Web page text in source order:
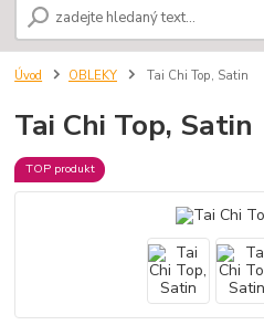
Úvod OBLEKY Tai Chi Top, Satin
Tai Chi Top, Satin
TOP produkt